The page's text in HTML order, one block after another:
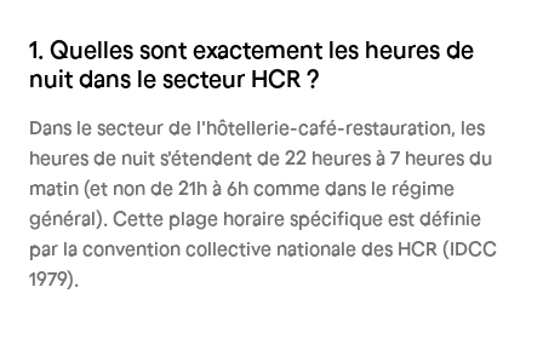
1. Quelles sont exactement les heures de
nuit dans le secteur HCR ?
Dans le secteur de l'hôtellerie-café-restauration, les
heures de nuit s'étendent de 22 heures à 7 heures du
matin (et non de 21h à 6h comme dans le régime
général). Cette plage horaire spécifique est définie
par la convention collective nationale des HCR (IDCC
1979).